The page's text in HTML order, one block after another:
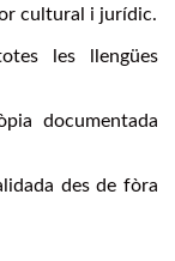
cultural i jurídic.
les llengües
documentada
des de fòra